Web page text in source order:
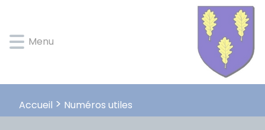
rapide
au
rapide
au
rapide
rapide
au
page
Menu
Accueil Numéros utiles